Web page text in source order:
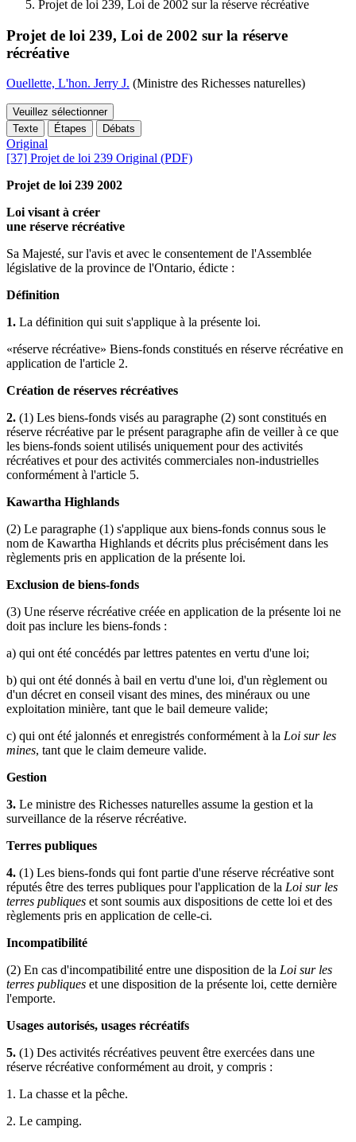
Projet de loi 239, Loi de 2002 sur la réserve récréative
Projet de loi 239, Loi de 2002 sur la réserve
récréative
Ouellette, L'hon. Jerry J. (Ministre des Richesses naturelles)
Veuillez sélectionner
Texte
Étapes Débats
Original
[37] Projet de loi 239 Original (PDF)
Projet de loi 239 2002
Loi visant à créer
une réserve récréative
Sa Majesté, sur l'avis et avec le consentement de l'Assemblée
législative de la province de l'Ontario, édicte :
Définition
1. La définition qui suit s'applique à la présente loi.
«réserve récréative» Biens-fonds constitués en réserve récréative en
application de l'article 2.
Création de réserves récréatives
2. (1) Les biens-fonds visés au paragraphe (2) sont constitués en
réserve récréative par le présent paragraphe afin de veiller à ce que
les biens-fonds soient utilisés uniquement pour des activités
récréatives et pour des activités commerciales non-industrielles
conformément à l'article 5.
Kawartha Highlands
(2) Le paragraphe (1) s'applique aux biens-fonds connus sous le
nom de Kawartha Highlands et décrits plus précisément dans les
règlements pris en application de la présente loi.
Exclusion de biens-fonds
(3) Une réserve récréative créée en application de la présente loi ne
doit pas inclure les biens-fonds :
a) qui ont été concédés par lettres patentes en vertu d'une loi;
b) qui ont été donnés à bail en vertu d'une loi, d'un règlement ou
d'un décret en conseil visant des mines, des minéraux ou une
exploitation minière, tant que le bail demeure valide;
c) qui ont été jalonnés et enregistrés conformément à la Loi sur les
mines, tant que le claim demeure valide.
Gestion
3. Le ministre des Richesses naturelles assume la gestion et la
surveillance de la réserve récréative.
Terres publiques
4. (1) Les biens-fonds qui font partie d'une réserve récréative sont
réputés être des terres publiques pour l'application de la Loi sur les
terres publiques et sont soumis aux dispositions de cette loi et des
règlements pris en application de celle-ci.
Incompatibilité
(2) En cas d'incompatibilité entre une disposition de la Loi sur les
terres publiques et une disposition de la présente loi, cette dernière
l'emporte.
Usages autorisés, usages récréatifs
5. (1) Des activités récréatives peuvent être exercées dans une
réserve récréative conformément au droit, y compris :
1. La chasse et la pêche.
2. Le camping.